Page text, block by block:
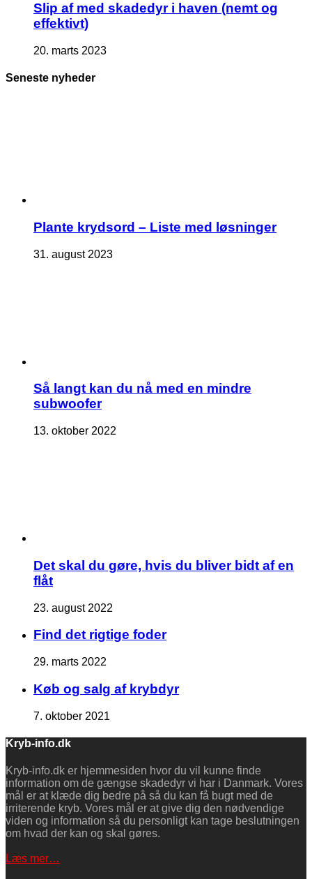
Slip af med skadedyr i haven (nemt og
effektivt)
20. marts 2023
Seneste nyheder
Plante krydsord – Liste med løsninger
31. august 2023
Så langt kan du nå med en mindre
subwoofer
13. oktober 2022
Det skal du gøre, hvis du bliver bidt af en
flåt
23. august 2022
Find det rigtige foder
29. marts 2022
Køb og salg af krybdyr
7. oktober 2021
Kryb-info.dk
Kryb-info.dk er hjemmesiden hvor du vil kunne finde
information om de gængse skadedyr vi har i Danmark. Vores
mål er at klæde dig bedre på så du kan få bugt med de
irriterende kryb. Vores mål er at give dig den nødvendige
viden og information så du personligt kan tage beslutningen
om hvad der kan og skal gøres.
Læs mer…